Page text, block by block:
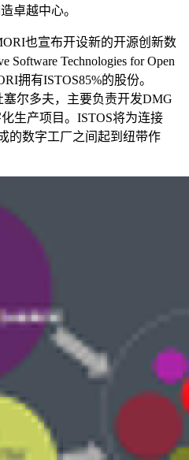
卓越中心。
也宣布开设新的开源创新数
Software Technologies for Open
拥有ISTOS85%的股份。
尔多夫，主要负责开发DMG
生产项目。ISTOS将为连接
的数字工厂之间起到纽带作